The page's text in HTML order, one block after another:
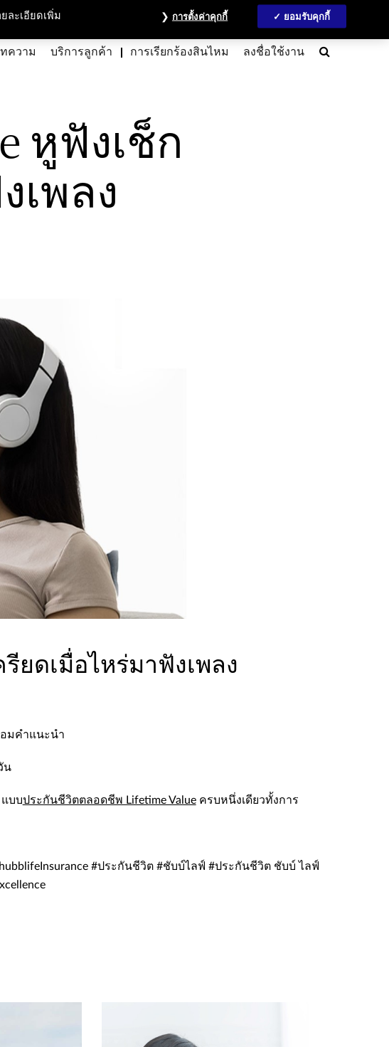
าน ศูนย์สื่อมวลชน MyAccount English
ความ บริการลูกค้า การเรียกร้องสินไหม ลงชื่อใช้งาน Search
หูฟังเช็ก
เพลง
รียดเมื่อไหร่มาฟังเพลง
มคำแนะนำ
น
บบประกันชีวิตตลอดชีพ Lifetime Valueครบหนึ่งเดียวทั้งการ
#ประกันชีวิต #ชับบ์ไลฟ์ #ประกันชีวิต ชับบ์ ไลฟ์
ละเอียดเพิ่ม
การตั้งค่าคุกกี้ ยอมรับคุกกี้